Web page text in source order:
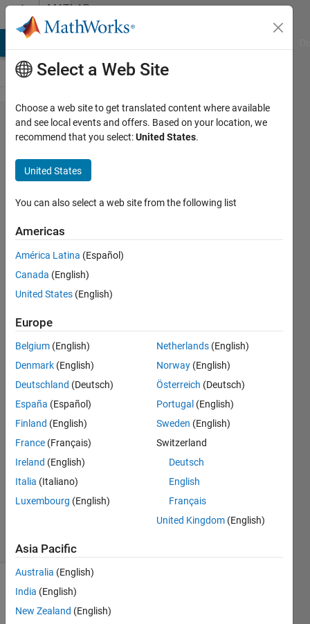
Skip to contentMATLAB
Answers
app
designer
で座​標
軸にplot
する際​
、目盛
の設定
がうま
く​いき
みち
（プロ
グラミ
ング初
心者）
30 Oct
1 Answer
Answer
Accepted
Updated
(30 days)
Select a Web Site
Choose a web site to get translated content where available
and see local events and offers. Based on your location, we
recommend that you select:United States.
United States
You can also select a web site from the following list
Americas
América Latina (Español)
Canada (English)
United States (English)
Europe
Belgium (English)
Denmark (English)
Deutschland (Deutsch)
España (Español)
Finland (English)
France (Français)
Ireland (English)
Italia (Italiano)
Luxembourg (English)
Netherlands (English)
Norway (English)
Österreich (Deutsch)
Portugal (English)
Sweden (English)
Switzerland
Deutsch
English
Français
United Kingdom (English)
Asia Pacific
Australia (English)
India (English)
New Zealand (English)